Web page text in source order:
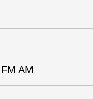
AM